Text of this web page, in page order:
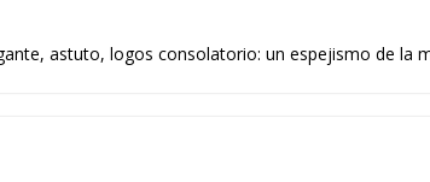
astuto, logos consolatorio: un espejismo de la